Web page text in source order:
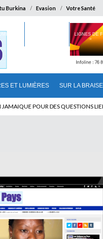
Burkina Evasion Votre Santé
ET LUMIÈRES SUR LA BRAISE
LIGNES DE
JAMAIQUE POUR DES
DE PAUL BIYA DU CAMEROUN :